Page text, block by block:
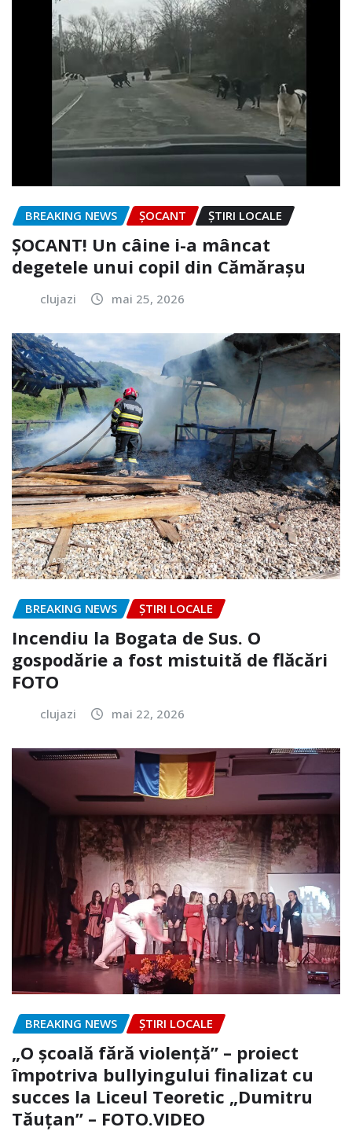
BREAKING NEWS ȘOCANT ȘTIRI LOCALE
ȘOCANT! Un câine i-a mâncat
degetele unui copil din Cămărașu
clujazi mai 25, 2026
BREAKING NEWS ȘTIRI LOCALE
Incendiu la Bogata de Sus. O
gospodărie a fost mistuită de flăcări
FOTO
clujazi mai 22, 2026
BREAKING NEWS ȘTIRI LOCALE
„O școală fără violență” – proiect
împotriva bullyingului finalizat cu
succes la Liceul Teoretic „Dumitru
Tăuțan” – FOTO.VIDEO